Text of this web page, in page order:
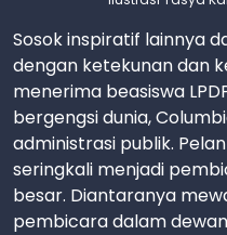
Sosok inspiratif lainnya
dengan ketekunan dan
menerima beasiswa
bergengsi dunia,
administrasi publik.
seringkali menjadi
besar. Diantaranya
pembicara dalam